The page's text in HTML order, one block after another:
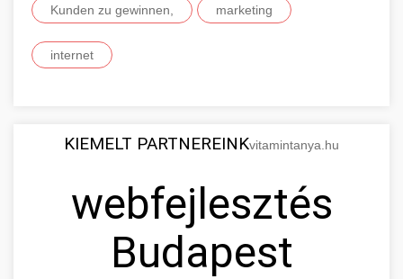
Kunden zu gewinnen, marketing
internet
KIEMELT PARTNEREINKvitamintanya.hu
webfejlesztés
Budapest